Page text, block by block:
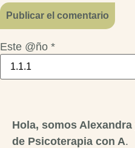
Este @ño *
Hola, somos
de Psicoterapia con A.